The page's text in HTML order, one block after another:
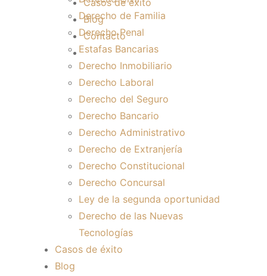
Derecho de Familia
Derecho Penal
Estafas Bancarias
Derecho Inmobiliario
Derecho Laboral
Derecho del Seguro
Derecho Bancario
Derecho Administrativo
Derecho de Extranjería
Derecho Constitucional
Derecho Concursal
Ley de la segunda oportunidad
Derecho de las Nuevas
Tecnologías
Casos de éxito
Blog
Casos de éxito
Blog
Contacto